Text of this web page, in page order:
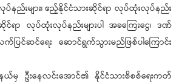
နည်းများ၊ ဧည့်နိုင်ငံသားဆိုင်ရာ လုပ်ထုံးလုပ်နည်း
ဆိုင်ရာ လုပ်ထုံးလုပ်နည်းများပါ အခကြေးငွေ၊ ဒဏ်
ပြင်ဆင်ရေး ဆောင်ရွက်သွားမည်ဖြစ်ပါကြောင်း
ယ်မှ ဦးနေလင်းအောင်၏ နိုင်ငံသားစိစစ်ရေးကတ်